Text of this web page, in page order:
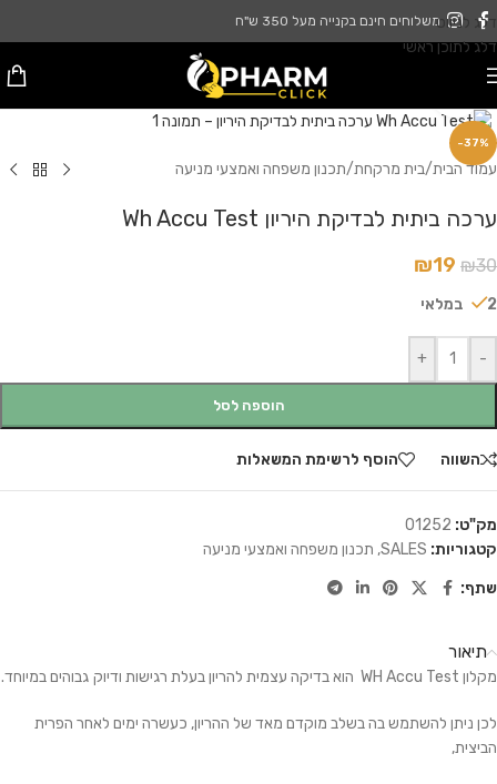
דלג לניווט
דלג לתוכן ראשי
משלוחים חינם בקנייה מעל 350 ש"ח
-37%
עמוד הבית/בית מרקחת/תכנון משפחה ואמצעי מניעה
ערכה ביתית לבדיקת היריון Wh Accu Test
₪30
₪19
2 במלאי
-
+
הוספה לסל
השווה הוסף לרשימת המשאלות
מק"ט: 01252
קטגוריות: SALES
, תכנון משפחה ואמצעי מניעה
שתף:
תיאור
מקלון WH Accu Test הוא בדיקה עצמית להריון בעלת רגישות ודיוק גבוהים במיוחד.
לכן ניתן להשתמש בה בשלב מוקדם מאד של ההריון, כעשרה ימים לאחר הפרית
הביצית,